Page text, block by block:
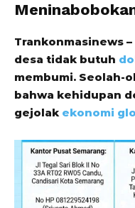
Trankonmasinews
desa tidak butuh
membumi. Seolah-
bahwa kehidupan
gejolak ekonomi